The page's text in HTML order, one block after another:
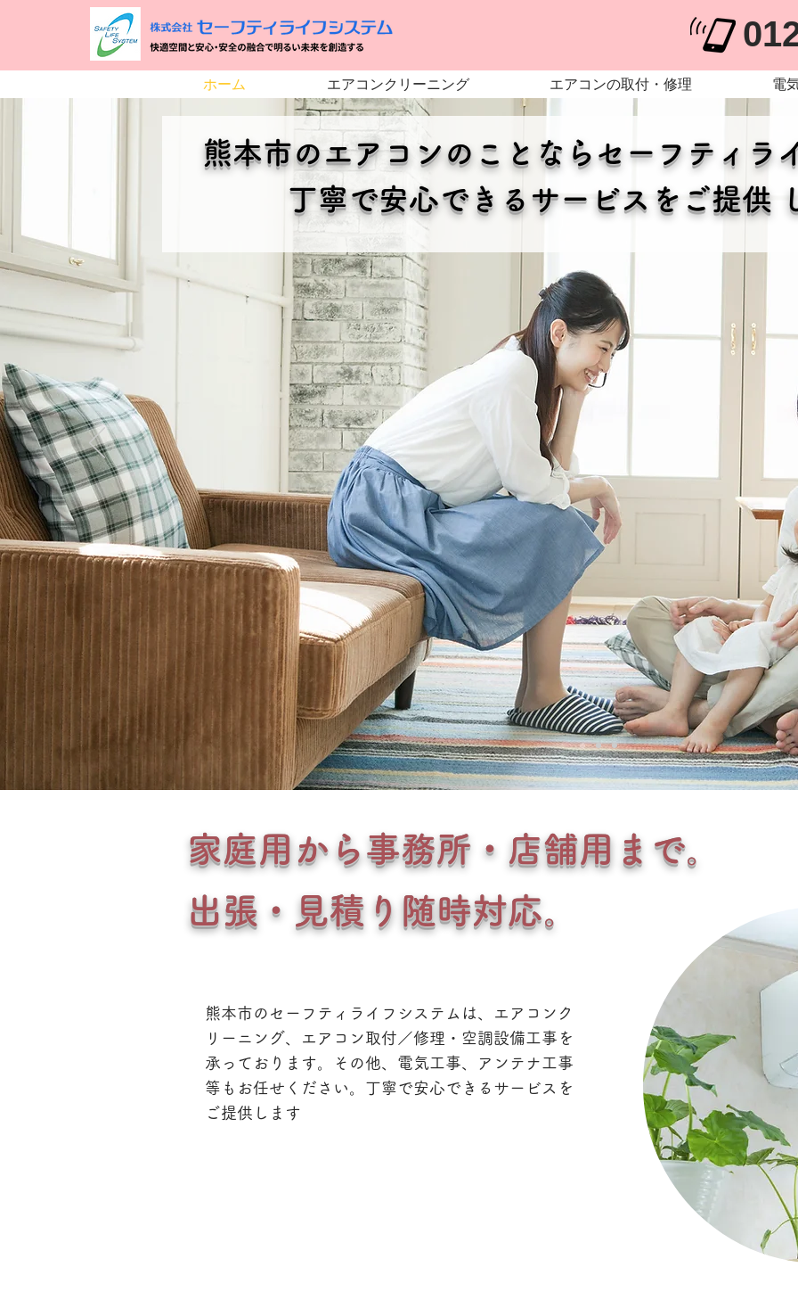
ホーム エアコンクリーニング エアコンの取付・修理 電
熊本市のエアコンのことならセーフティラ
丁寧で安心できるサービスをご提供
家庭用から事務所・店舗用まで。
出張・見積り随時対応。
熊本市のセーフティライフシステムは、エアコンク
リーニング、エアコン取付／修理・空調設備工事を
承っております。その他、電気工事、アンテナ工事
等もお任せください。丁寧で安心できるサービスを
ご提供します